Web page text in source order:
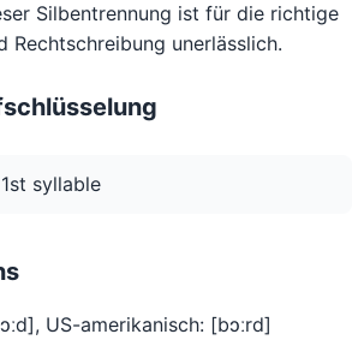
Silbentrennung ist für die richtige
Rechtschreibung unerlässlich.
syllable
US-amerikanisch: [bɔːrd]